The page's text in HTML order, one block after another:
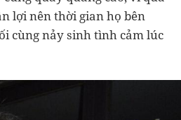
lợi nên thời gian họ bên
cùng nảy sinh tình cảm lúc